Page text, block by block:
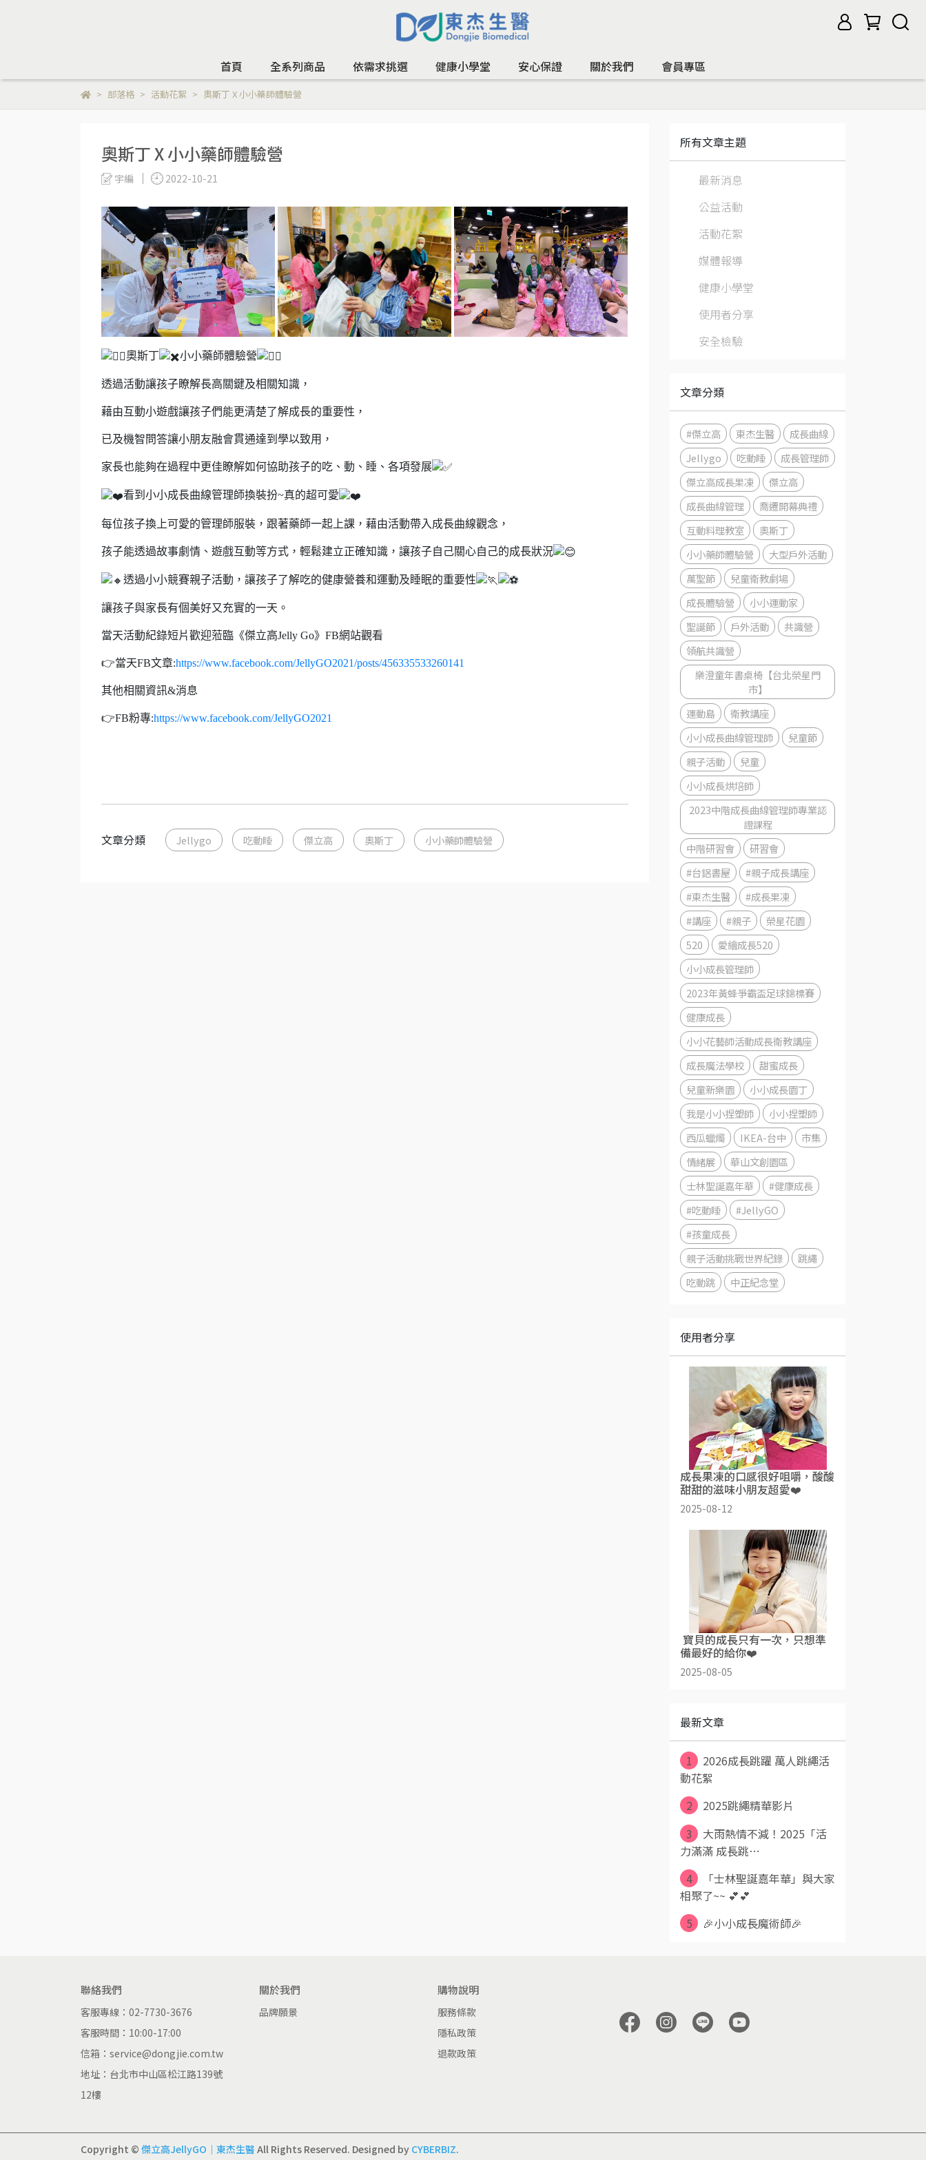
首頁 全系列商品 依需求挑選 健康小學堂 安心保證 關於我們 會員專區
部落格 活動花絮 奧斯丁 X 小小藥師體驗營
奧斯丁 X 小小藥師體驗營
宇編 2022-10-21
奧斯丁 小小藥師體驗營
透過活動讓孩子瞭解長高關鍵及相關知識，
藉由互動小遊戲讓孩子們能更清楚了解成長的重要性，
已及機智問答讓小朋友融會貫通達到學以致用，
家長也能夠在過程中更佳瞭解如何協助孩子的吃、動、睡、各項發展
看到小小成長曲線管理師換裝扮~真的超可愛
每位孩子換上可愛的管理師服裝，跟著藥師一起上課，藉由活動帶入成長曲線觀念，
孩子能透過故事劇情 、 遊戲互動等方式，輕鬆建立正確知識，讓孩子自己關心自己的成長狀況
透過小小競賽親子活動，讓孩子了解吃的健康營養和運動及睡眠的重要性
讓孩子與家長有個美好又充實的一天 。
當天活動紀錄短片歡迎蒞臨《傑立高Jelly Go》FB網站觀看
👉當天FB文章:https://www.facebook.com/JellyGO2021/posts/456335533260141
其他相關資訊&消息
👉FB粉專:https://www.facebook.com/JellyGO2021
文章分類 Jellygo 吃動睡 傑立高 奧斯丁 小小藥師體驗營
所有文章主題
最新消息
公益活動
活動花絮
媒體報導
健康小學堂
使用者分享
安全檢驗
文章分類
#傑立高 東杰生醫
成長曲線
Jellygo
吃動睡
成長管理師
傑立高成長果凍
傑立高
成長曲線管理
喬遷開幕典禮
互動料理教室
奧斯丁
小小藥師體驗營
大型戶外活動
萬聖節
兒童衛教劇場
成長體驗營
小小運動家
聖誕節
戶外活動
共識營
領航共識營
樂澄童年書桌椅【台北榮星門
市】
運動島
衛教講座
小小成長曲線管理師
兒童節
親子活動
兒童
小小成長烘培師
2023中階成長曲線管理師專業認
證課程
中階研習會
研習會
#台鋁書屋
#親子成長講座
#東杰生醫
#成長果凍
#講座
#親子
榮星花園
520
愛繪成長520
小小成長管理師
2023年黃蜂爭霸盃足球錦標賽
健康成長
小小花藝師活動成長衛教講座
成長魔法學校
甜蜜成長
兒童新樂園
小小成長園丁
我是小小捏塑師
小小捏塑師
西瓜蠟燭
IKEA-台中
市集
情緒展
華山文創園區
士林聖誕嘉年華
#健康成長
#吃動睡
#JellyGO
#孩童成長
親子活動挑戰世界紀錄
跳繩
吃動跳
中正紀念堂
使用者分享
成長果凍的口感很好咀嚼，酸酸
甜甜的滋味小朋友超愛❤️
2025-08-12
​ 寶貝的成長只有一次，只想準
備最好的給你❤️
2025-08-05
最新文章
1
2026成長跳躍 萬人跳繩活
動花絮
2
2025跳繩精華影片
3
大雨熱情不減！2025「活
力滿滿 成長跳⋯
4
「士林聖誕嘉年華」與大家
相聚了~~ 💕💕
5
🎉小小成長魔術師🎉
聯絡我們
客服專線：02-7730-3676
客服時間：10:00-17:00
信箱：service@dongjie.com.tw
地址：台北市中山區松江路139號
12樓
關於我們
品牌願景
購物說明
服務條款
隱私政策
退款政策
Copyright © 傑立高JellyGO｜東杰生醫All Rights Reserved. Designed by CYBERBIZ.